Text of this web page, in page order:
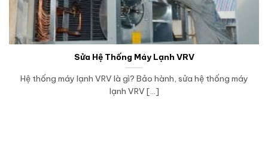
Sửa Hệ Thống Máy Lạnh VRV
Hệ thống máy lạnh VRV là gì? Bảo hành, sửa hệ thống máy
lạnh VRV [...]